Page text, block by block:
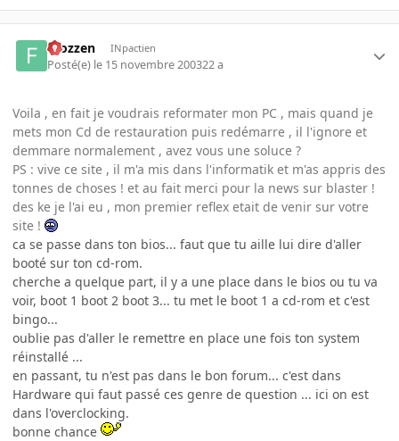
Frozzen INpactien
Posté(e) le 15 novembre 200322 a
Voila , en fait je voudrais reformater mon PC , mais quand je
mets mon Cd de restauration puis redémarre , il l'ignore et
demmare normalement , avez vous une soluce ?
PS : vive ce site , il m'a mis dans l'informatik et m'as appris des
tonnes de choses ! et au fait merci pour la news sur blaster !
des ke je l'ai eu , mon premier reflex etait de venir sur votre
site !
ca se passe dans ton bios... faut que tu aille lui dire d'aller
booté sur ton cd-rom.
cherche a quelque part, il y a une place dans le bios ou tu va
voir, boot 1 boot 2 boot 3... tu met le boot 1 a cd-rom et c'est
bingo...
oublie pas d'aller le remettre en place une fois ton system
réinstallé ...
en passant, tu n'est pas dans le bon forum... c'est dans
Hardware qui faut passé ces genre de question ... ici on est
dans l'overclocking.
bonne chance